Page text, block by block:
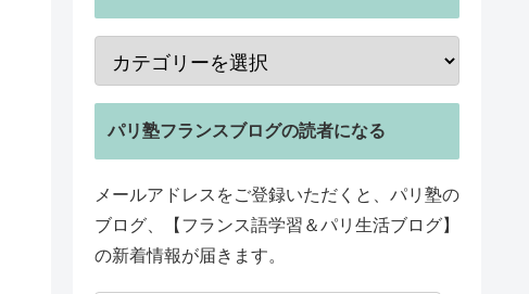
パリ塾フランスブログの読者になる
メールアドレスをご登録いただくと、パリ塾の
ブログ、【フランス語学習＆パリ生活ブログ】
の新着情報が届きます。